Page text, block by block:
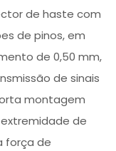
de haste com
de pinos, em
de 0,50 mm,
de sinais
montagem
de
força de